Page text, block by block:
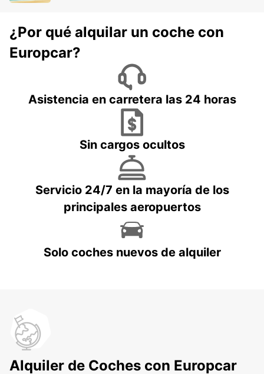
¿Por qué alquilar un coche con
Europcar?
Asistencia en carretera las 24 horas
Sin cargos ocultos
Servicio 24/7 en la mayoría de los
principales aeropuertos
Solo coches nuevos de alquiler
Alquiler de Coches con Europcar